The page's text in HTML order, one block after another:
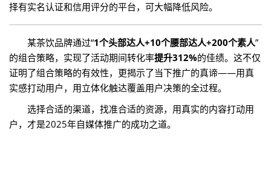
择有实名认证和信用评分的平台，可大幅降低风险。
某茶饮品牌通过“1个头部达人+10个腰部达人+200个素人”
的组合策略，实现了活动期间转化率提升312%的佳绩。这不仅
证明了组合策略的有效性，更揭示了当下推广的真谛——用真
实感打动用户，用立体化触达覆盖用户决策的全过程。
选择合适的渠道，找准合适的资源，用真实的内容打动用
户，才是2025年自媒体推广的成功之道。